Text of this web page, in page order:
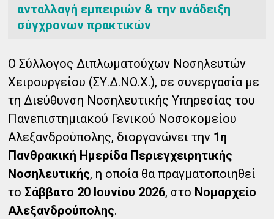
ανταλλαγή εμπειριών & την ανάδειξη
σύγχρονων πρακτικών
Ο Σύλλογος Διπλωματούχων Νοσηλευτών
Χειρουργείου (ΣΥ.Δ.ΝΟ.Χ.), σε συνεργασία με
τη Διεύθυνση Νοσηλευτικής Υπηρεσίας του
Πανεπιστημιακού Γενικού Νοσοκομείου
Αλεξανδρούπολης, διοργανώνει την 1η
Πανθρακική Ημερίδα Περιεγχειρητικής
Νοσηλευτικής, η οποία θα πραγματοποιηθεί
τοΣάββατο 20 Ιουνίου 2026, στο Νομαρχείο
Αλεξανδρούπολης.